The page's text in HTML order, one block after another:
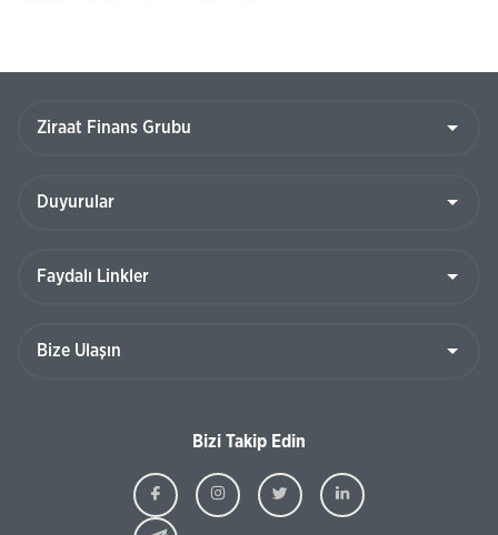
Bizi Takip Edin
Ziraat
Kazakhstan
Ziraat
Kazakhstan
Ziraat
Kazakhstan
Ziraat